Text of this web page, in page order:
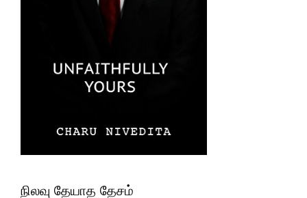
நிலவு தேயாத தேசம்